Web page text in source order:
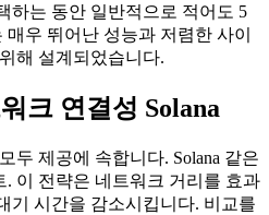
하는 동안 일반적으로 적어도 5
우 뛰어난 성능과 저렴한 사이
해 설계되었습니다.
크 연결성 Solana
두 제공에 속합니다. Solana 같은
이 전략은 네트워크 거리를 효과
기 시간을 감소시킵니다. 비교를